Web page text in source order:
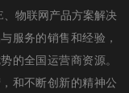
、物联网产品方案解决
服务的销售和经验，
的全国运营商资源。
和不断创新的精神公